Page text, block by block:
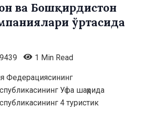
ва Бошқирдистон
ўртасида
9439 1 Min Read
Федерациясининг
Уфа шаҳрида
4 туристик